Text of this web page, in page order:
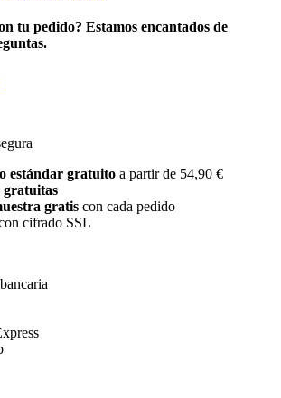
tu pedido? Estamos encantados de
estándar gratuito a partir de 54,90 €
gratuitas
gratis con cada pedido
cifrado SSL